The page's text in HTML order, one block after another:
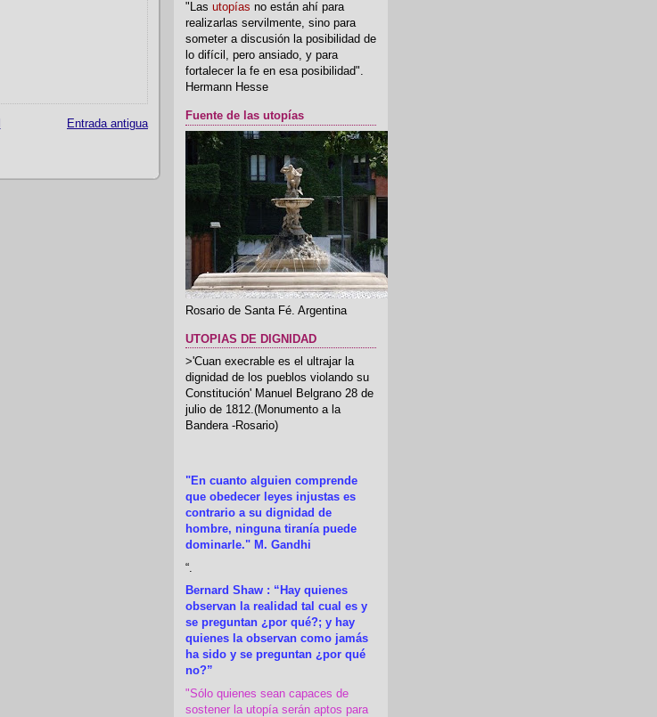
Entrada antigua
"Las utopías no están ahí para
realizarlas servilmente, sino para
someter a discusión la posibilidad de
lo difícil, pero ansiado, y para
fortalecer la fe en esa posibilidad".
Hermann Hesse
Fuente de las utopías
Rosario de Santa Fé. Argentina
UTOPIAS DE DIGNIDAD
>'Cuan execrable es el ultrajar la
dignidad de los pueblos violando su
Constitución' Manuel Belgrano 28 de
julio de 1812.(Monumento a la
Bandera -Rosario)
"En cuanto alguien comprende
que obedecer leyes injustas es
contrario a su dignidad de
hombre, ninguna tiranía puede
dominarle." M. Gandhi
“
Bernard Shaw : “Hay quienes
observan la realidad tal cual es y
se preguntan ¿por qué?; y hay
quienes la observan como jamás
ha sido y se preguntan ¿por qué
no?”
"Sólo quienes sean capaces de
sostener la utopía serán aptos para